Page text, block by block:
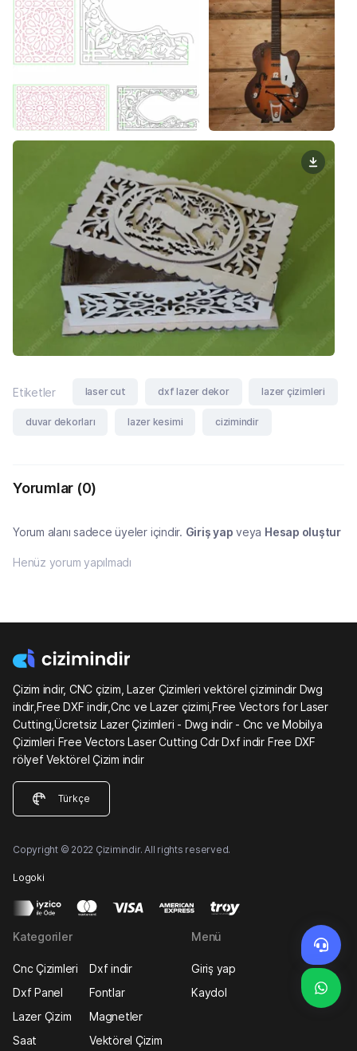
Etiketler laser cut dxf lazer dekor lazer çizimleri
duvar dekorları lazer kesimi cizimindir
Yorumlar (0)
Yorum alanı sadece üyeler içindir. Giriş yap veya Hesap oluştur
Henüz yorum yapılmadı
Çizim indir, CNC çizim, Lazer Çizimleri vektörel çizimindir Dwg
indir,Free DXF indir,Cnc ve Lazer çizimi,Free Vectors for Laser
Cutting,Ücretsiz Lazer Çizimleri - Dwg indir - Cnc ve Mobilya
Çizimleri Free Vectors Laser Cutting Cdr Dxf indir Free DXF
rölyef Vektörel Çizim indir
Türkçe
Copyright © 2022 Çizimindir. All rights reserved.
Logoki
Kategoriler
Cnc Çizimleri
Dxf indir
Dxf Panel
Fontlar
Lazer Çizim
Magnetler
Saat
Vektörel Çizim
Menü
Giriş yap
Kaydol